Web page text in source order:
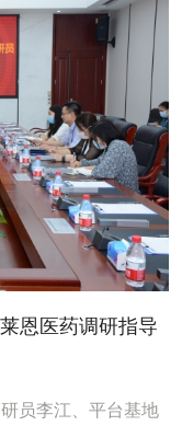
恩医药调研指导
员李江、平台基地